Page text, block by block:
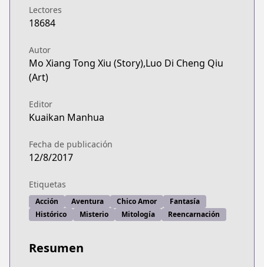
Lectores
18684
Autor
Mo Xiang Tong Xiu (Story),Luo Di Cheng Qiu
(Art)
Editor
Kuaikan Manhua
Fecha de publicación
12/8/2017
Etiquetas
Acción Aventura Chico Amor
Fantasía
Histórico
Misterio Mitología Reencarnación
Resumen